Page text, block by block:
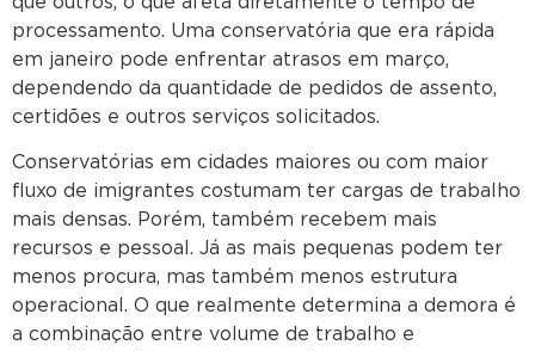
processamento. Uma conservatória que era rápida
em janeiro pode enfrentar atrasos em março,
dependendo da quantidade de pedidos de assento,
certidões e outros serviços solicitados.
Conservatórias em cidades maiores ou com maior
fluxo de imigrantes costumam ter cargas de trabalho
mais densas. Porém, também recebem mais
recursos e pessoal. Já as mais pequenas podem ter
menos procura, mas também menos estrutura
operacional. O que realmente determina a demora é
a combinação entre volume de trabalho e